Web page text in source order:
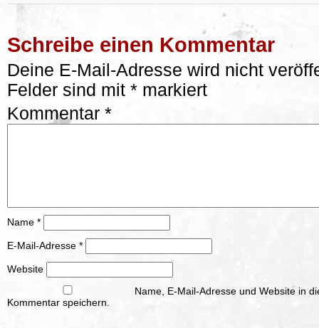
Schreibe einen Kommentar
Deine E-Mail-Adresse wird nicht
Felder sind mit * markiert
Kommentar *
Name *
E-Mail-Adresse *
Website
Name, E-Mail-Adresse und Website in
Kommentar speichern.